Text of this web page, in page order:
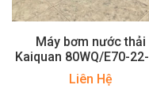
Máy bơm nước thải
Kaiquan 80WQ/E70-
Liên Hệ